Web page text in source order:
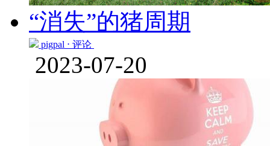
“消失”的猪周期
pigpal ⋅ 评论
2023-07-20